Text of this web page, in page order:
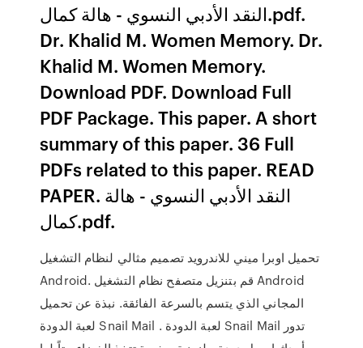
النقد الأدبي النسوي - هالة كمال.pdf.
Dr. Khalid M. Women Memory. Dr.
Khalid M. Women Memory.
Download PDF. Download Full
PDF Package. This paper. A short
summary of this paper. 36 Full
PDFs related to this paper. READ
PAPER. النقد الأدبي النسوي - هالة
كمال.pdf.
تحميل اوبرا ميني للاندرويد تصميم مثالي لنظام التشغيل
Android. قم بتنزيل متصفح نظام التشغيل Android
المجاني الذي يتسم بالسرعة الفائقة. نبذة عن تحميل
لعبة الدودة Snail Mail . لعبة الدودة Snail Mail تدور